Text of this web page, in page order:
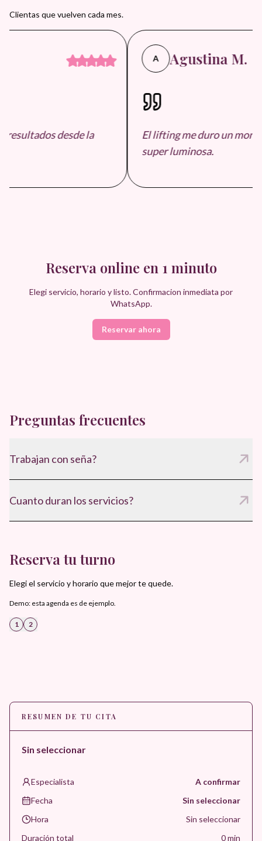
Clientas que vuelven cada mes.
desde la
A Agustina M.
El lifting me duro un
super luminosa.
Reserva online en 1 minuto
Elegi servicio, horario y listo. Confirmacion inmediata por
WhatsApp.
Reservar ahora
Preguntas frecuentes
Trabajan con seña?
Cuanto duran los servicios?
Reserva tu turno
Elegi el servicio y horario que mejor te quede.
Demo: esta agenda es de ejemplo.
1 2
RESUMEN DE TU CITA
Sin seleccionar
Especialista
A confirmar
Fecha
Sin seleccionar
Hora
Sin seleccionar
Duración total
0min